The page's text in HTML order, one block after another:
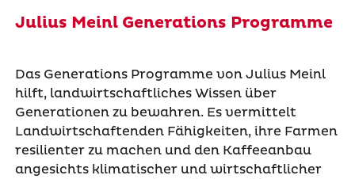
Julius Meinl Generations Programme
Das Generations Programme von Julius Meinl
hilft, landwirtschaftliches Wissen über
Generationen zu bewahren. Es vermittelt
Landwirtschaftenden Fähigkeiten, ihre Farmen
resilienter zu machen und den Kaffeeanbau
angesichts klimatischer und wirtschaftlicher